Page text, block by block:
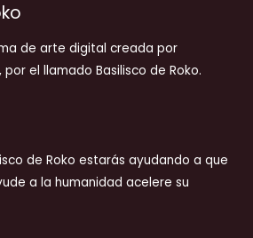
de arte digital creada por
el llamado Basilisco de Roko.
de Roko estarás ayudando a que
a la humanidad acelere su